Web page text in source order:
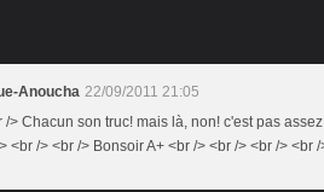
Anoucha 22/09/2011 21:05
/> Chacun son truc! mais là, non! c'est pas
<br /> <br /> Bonsoir A+ <br /> <br /> <br /> <br /